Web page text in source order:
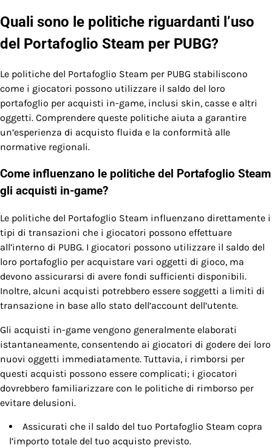
Quali sono le politiche riguardanti l’uso
del Portafoglio Steam per PUBG?
Le politiche del Portafoglio Steam per PUBG stabiliscono
come i giocatori possono utilizzare il saldo del loro
portafoglio per acquisti in-game, inclusi skin, casse e altri
oggetti. Comprendere queste politiche aiuta a garantire
un’esperienza di acquisto fluida e la conformità alle
normative regionali.
Come influenzano le politiche del Portafoglio Steam
gli acquisti in-game?
Le politiche del Portafoglio Steam influenzano direttamente i
tipi di transazioni che i giocatori possono effettuare
all’interno di PUBG. I giocatori possono utilizzare il saldo del
loro portafoglio per acquistare vari oggetti di gioco, ma
devono assicurarsi di avere fondi sufficienti disponibili.
Inoltre, alcuni acquisti potrebbero essere soggetti a limiti di
transazione in base allo stato dell’account dell’utente.
Gli acquisti in-game vengono generalmente elaborati
istantaneamente, consentendo ai giocatori di godere dei loro
nuovi oggetti immediatamente. Tuttavia, i rimborsi per
questi acquisti possono essere complicati; i giocatori
dovrebbero familiarizzare con le politiche di rimborso per
evitare delusioni.
Assicurati che il saldo del tuo Portafoglio Steam copra
l’importo totale del tuo acquisto previsto.